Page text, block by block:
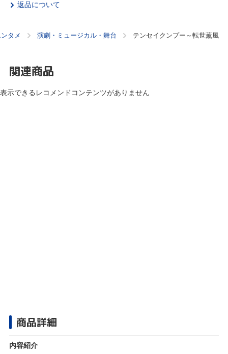
返品について
タメ 演劇・ミュージカル・舞台 テンセイクンプー～転世薫風
関連商品
表示できるレコメンドコンテンツがありません
商品詳細
内容紹介